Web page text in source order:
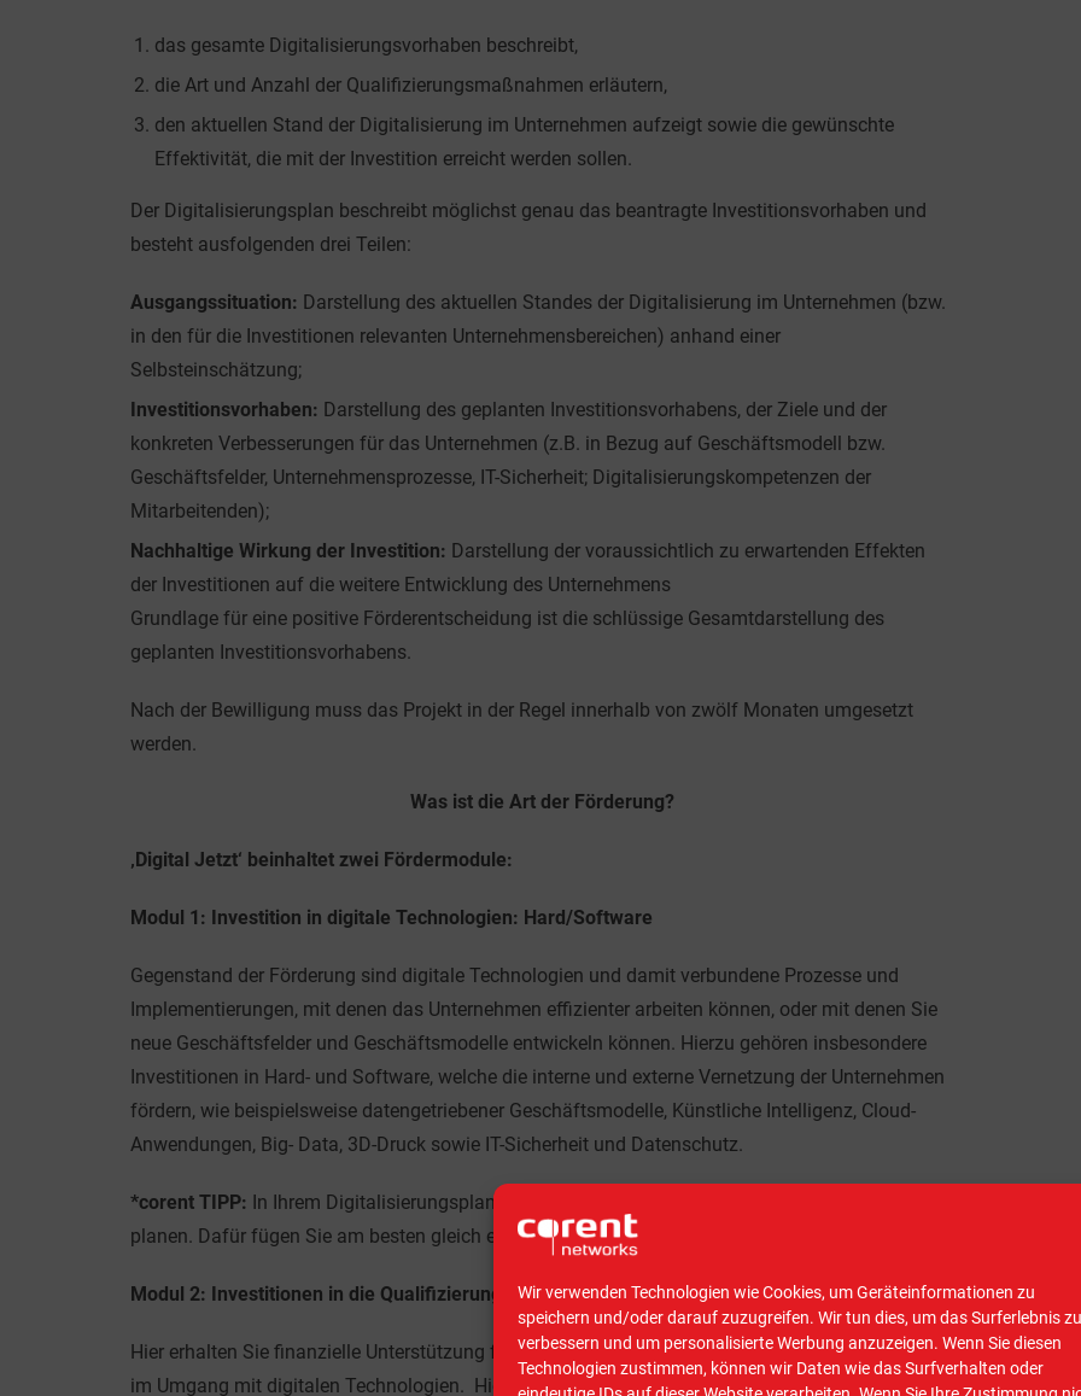
Wir verwenden Technologien wie Cookies, um Geräteinformationen zu
speichern und/oder darauf zuzugreifen. Wir tun dies, um das Surferlebnis zu
verbessern und um personalisierte Werbung anzuzeigen. Wenn Sie diesen
Technologien zustimmen, können wir Daten wie das Surfverhalten oder
das gesamte Digitalisierungsvorhaben beschreibt,
die Art und Anzahl der Qualifizierungsmaßnahmen erläutern,
den aktuellen Stand der Digitalisierung im Unternehmen aufzeigt sowie die gewünschte
Effektivität, die mit der Investition erreicht werden sollen.
Der Digitalisierungsplan beschreibt möglichst genau das beantragte Investitionsvorhaben und
besteht ausfolgenden drei Teilen:
Ausgangssituation: Darstellung des aktuellen Standes der Digitalisierung im Unternehmen (bzw.
in den für die Investitionen relevanten Unternehmensbereichen) anhand einer
Selbsteinschätzung;
Investitionsvorhaben: Darstellung des geplanten Investitionsvorhabens, der Ziele und der
konkreten Verbesserungen für das Unternehmen (z.B. in Bezug auf Geschäftsmodell bzw.
Geschäftsfelder, Unternehmensprozesse, IT-Sicherheit; Digitalisierungskompetenzen der
Mitarbeitenden);
Nachhaltige Wirkung der Investition: Darstellung der voraussichtlich zu erwartenden Effekten
der Investitionen auf die weitere Entwicklung des Unternehmens
Grundlage für eine positive Förderentscheidung ist die schlüssige Gesamtdarstellung des
geplanten Investitionsvorhabens.
Nach der Bewilligung muss das Projekt in der Regel innerhalb von zwölf Monaten umgesetzt
werden.
Was ist die Art der Förderung?
‚Digital Jetzt‘ beinhaltet zwei Fördermodule:
Modul 1: Investition in digitale Technologien: Hard/Software
Gegenstand der Förderung sind digitale Technologien und damit verbundene Prozesse und
Implementierungen, mit denen das Unternehmen effizienter arbeiten können, oder mit denen Sie
neue Geschäftsfelder und Geschäftsmodelle entwickeln können. Hierzu gehören insbesondere
Investitionen in Hard- und Software, welche die interne und externe Vernetzung der Unternehmen
fördern, wie beispielsweise datengetriebener Geschäftsmodelle, Künstliche Intelligenz, Cloud-
Anwendungen, Big- Data, 3D-Druck sowie IT-Sicherheit und Datenschutz.
*corent TIPP: In Ihrem Digitalisierungsplan müssen Sie konkret angeben, welche Investition Sie
planen. Dafür fügen Sie am besten gleich ein Angebot von Ihrem IT-Systemhaus hinzu!
Modul 2: Investitionen in die Qualifizierung der Mitarbeiter zu Digitalthemen
Hier erhalten Sie finanzielle Unterstützung für Qualifizierungsmaßnahmen Ihrer Mitarbeiter*innen
im Umgang mit digitalen Technologien. Hierzu gehören insbesondere Qualifizierungen oder